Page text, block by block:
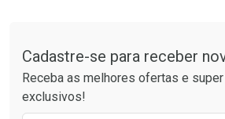
Cadastre-se para receber
Receba as melhores ofertas e
exclusivos!